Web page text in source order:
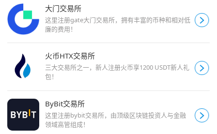
大门交易所
这里注册gate大门交易所，拥有丰富的币种和相对低
廉的费用！
火币HTX交易所
三大交易所之一，新人注册火币享1200 USDT新人礼
包！
ByBit交易所
这里注册bybit交易所，由顶级区块链投资人与金融
领域高管组成！